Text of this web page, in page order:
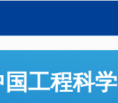
国工程科学